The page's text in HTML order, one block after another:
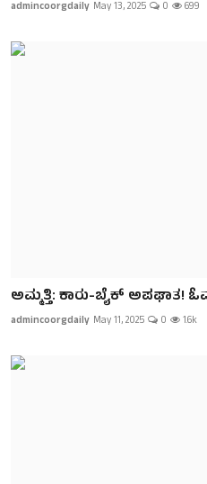
admincoorgdaily May 13, 2025 0 699
ಅಮ್ಮತ್ತಿ: ಕಾರು-ಬೈಕ್ ಅಪಘಾತ!
admincoorgdaily May 11, 2025 0 1.6k